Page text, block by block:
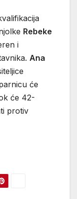
Rebeke
i
Ana
će
će 42-
protiv